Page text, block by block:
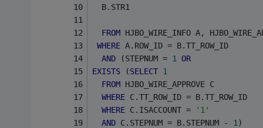
  B.STR1
FROM HJBO_WIRE_INFO A,
WHERE A.ROW_ID = B.TT_ROW_ID
AND (STEPNUM = 1
OR
EXISTS (SELECT 1
FROM HJBO_WIRE_APPROVE C
WHERE C.TT_ROW_ID = B.TT_ROW_ID
WHERE C.ISACCOUNT =
'1'
AND C.STEPNUM = B.STEPNUM - 1 )